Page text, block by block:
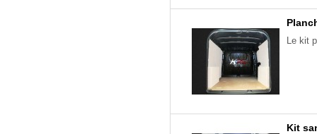
Le kit
Kit